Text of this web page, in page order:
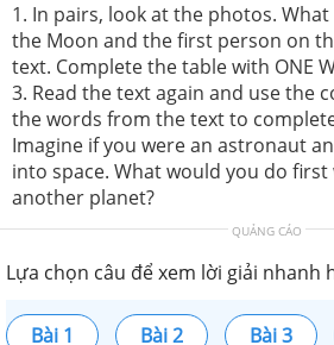
1. In pairs, look at the photos.
the Moon and the first person on
text. Complete the table with ONE
3. Read the text again and use the
the words from the text to
Imagine if you were an astronaut
into space. What would you do
another planet?
QUẢNG CÁO
Lựa chọn câu để xem lời giải nhanh
Bài 1 Bài 2 Bài 3